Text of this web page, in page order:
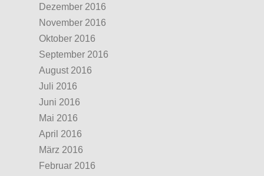
Dezember 2016
November 2016
Oktober 2016
September 2016
August 2016
Juli 2016
Juni 2016
Mai 2016
April 2016
März 2016
Februar 2016